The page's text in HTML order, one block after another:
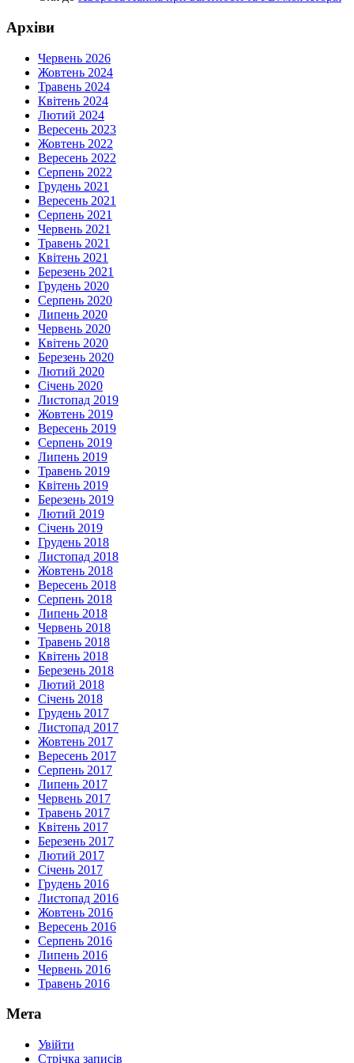
Архіви
Червень 2026
Жовтень 2024
Травень 2024
Квітень 2024
Лютий 2024
Вересень 2023
Жовтень 2022
Вересень 2022
Серпень 2022
Грудень 2021
Вересень 2021
Серпень 2021
Червень 2021
Травень 2021
Квітень 2021
Березень 2021
Грудень 2020
Серпень 2020
Липень 2020
Червень 2020
Квітень 2020
Березень 2020
Лютий 2020
Січень 2020
Листопад 2019
Жовтень 2019
Вересень 2019
Серпень 2019
Липень 2019
Травень 2019
Квітень 2019
Березень 2019
Лютий 2019
Січень 2019
Грудень 2018
Листопад 2018
Жовтень 2018
Вересень 2018
Серпень 2018
Липень 2018
Червень 2018
Травень 2018
Квітень 2018
Березень 2018
Лютий 2018
Січень 2018
Грудень 2017
Листопад 2017
Жовтень 2017
Вересень 2017
Серпень 2017
Липень 2017
Червень 2017
Травень 2017
Квітень 2017
Березень 2017
Лютий 2017
Січень 2017
Грудень 2016
Листопад 2016
Жовтень 2016
Вересень 2016
Серпень 2016
Липень 2016
Червень 2016
Травень 2016
Мета
Увійти
Стрічка записів